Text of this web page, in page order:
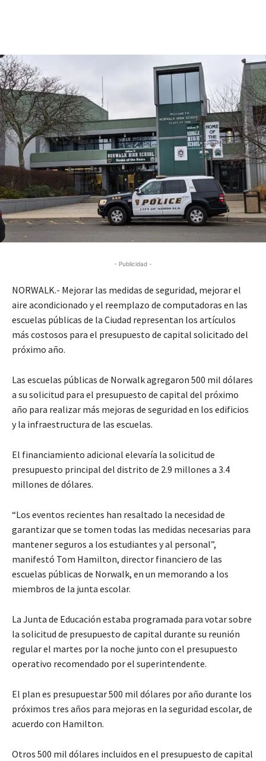
- Publicidad -
NORWALK.- Mejorar las medidas de seguridad, mejorar el
aire acondicionado y el reemplazo de computadoras en las
escuelas públicas de la Ciudad representan los artículos
más costosos para el presupuesto de capital solicitado del
próximo año.
Las escuelas públicas de Norwalk agregaron 500 mil dólares
a su solicitud para el presupuesto de capital del próximo
año para realizar más mejoras de seguridad en los edificios
y la infraestructura de las escuelas.
El financiamiento adicional elevaría la solicitud de
presupuesto principal del distrito de 2.9 millones a 3.4
millones de dólares.
“Los eventos recientes han resaltado la necesidad de
garantizar que se tomen todas las medidas necesarias para
mantener seguros a los estudiantes y al personal”,
manifestó Tom Hamilton, director financiero de las
escuelas públicas de Norwalk, en un memorando a los
miembros de la junta escolar.
La Junta de Educación estaba programada para votar sobre
la solicitud de presupuesto de capital durante su reunión
regular el martes por la noche junto con el presupuesto
operativo recomendado por el superintendente.
El plan es presupuestar 500 mil dólares por año durante los
próximos tres años para mejoras en la seguridad escolar, de
acuerdo con Hamilton.
Otros 500 mil dólares incluidos en el presupuesto de capital